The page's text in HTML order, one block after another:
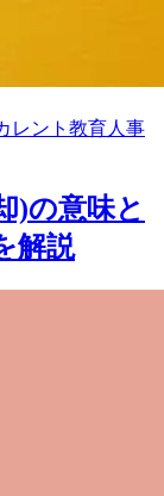
レント教育人事
)の意味と
解説